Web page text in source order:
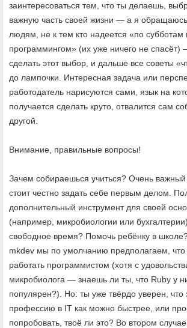
заинтересоваться тем, что ты делаешь,
важную часть своей жизни — а я
людям, не к тем кто надеется «по субботам
программингом» (их уже ничего не спасёт)
сделать этот выбор, и дальше все советы
до лампочки. Интересная задача или
работодатель нарисуются сами, язык на
получается сделать круто, отвалится сам
другой.
Внимание, правильные вопросы!
Зачем собираешься учиться? Очень
стоит честно задать себе первым делом.
дополнительный инструмент для своей
(например, микробиологии или
свободное время? Помочь ребёнку в
mkdev мы по умолчанию предполагаем, что
работать программистом (хотя с
микробиолога — знаешь ли ты, что Ruby у
популярен?). Но: ты уже твёрдо уверен, что
профессию в IT как можно быстрее, или
попробовать, твоё ли это? Во втором